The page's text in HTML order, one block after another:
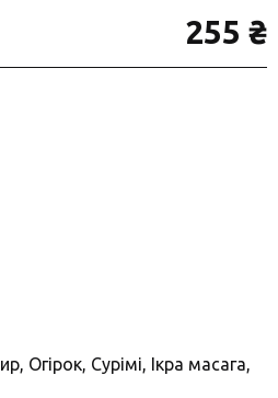
255 ₴
Огірок, Сурімі, Ікра масага,